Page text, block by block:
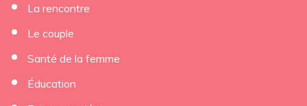
La rencontre
Le couple
Santé de la femme
Éducation